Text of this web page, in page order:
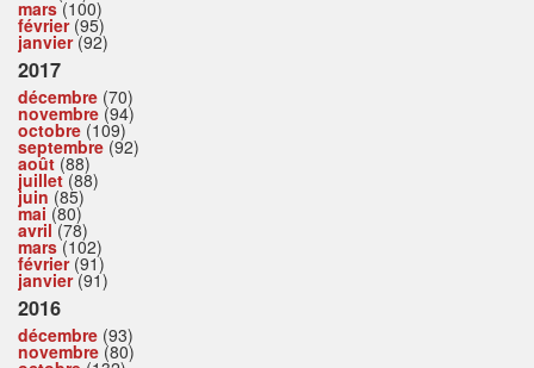
mars(100)
février(95)
janvier(92)
2017
décembre (70)
novembre (94)
octobre (109)
septembre (92)
août (88)
juillet(88)
juin (85)
mai (80)
avril(78)
mars(102)
février(91)
janvier(91)
2016
décembre (93)
novembre (80)